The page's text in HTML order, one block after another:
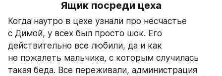
Ящик посреди цеха
Когда наутро в цехе узнали про несчастье
с Димой, у всех был просто шок. Его
действительно все любили, да и как
не пожалеть мальчика, с которым случилась
такая беда. Все переживали, администрация